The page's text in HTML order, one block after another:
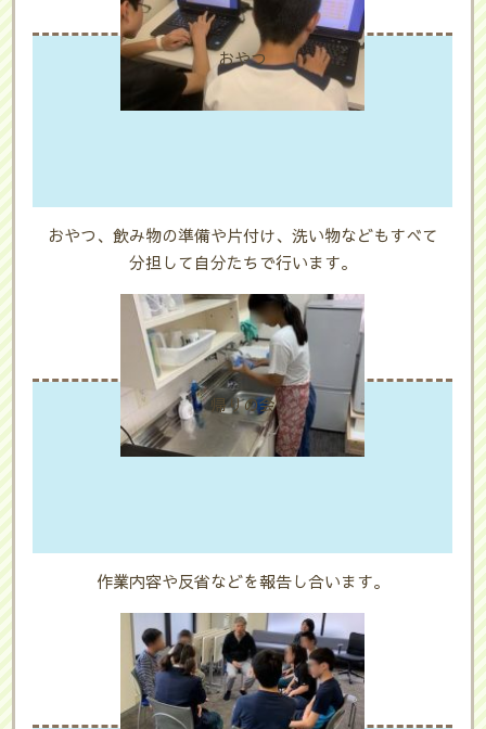
おやつ
おやつ、飲み物の準備や片付け、洗い物などもすべて
分担して自分たちで行います。
帰りの会
作業内容や反省などを報告し合います。